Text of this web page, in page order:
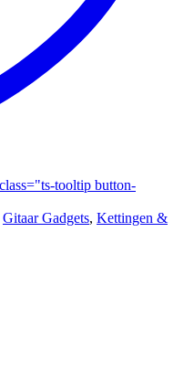
tooltip button-
Gitaar Gadgets, Kettingen &